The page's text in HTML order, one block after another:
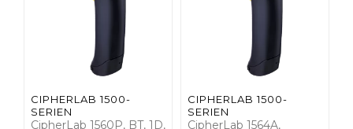
CIPHERLAB 1500-
SERIEN
CipherLab 1560P, BT, 1D,
CIPHERLAB 1500-
SERIEN
CipherLab 1564A,